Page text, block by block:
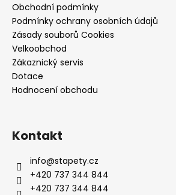
Obchodní podmínky
Podmínky ochrany osobních údajů
Zásady souborů Cookies
Velkoobchod
Zákaznický servis
Dotace
Hodnocení obchodu
Kontakt
info@stapety.cz
+420 737 344 844
+420 737 344 844